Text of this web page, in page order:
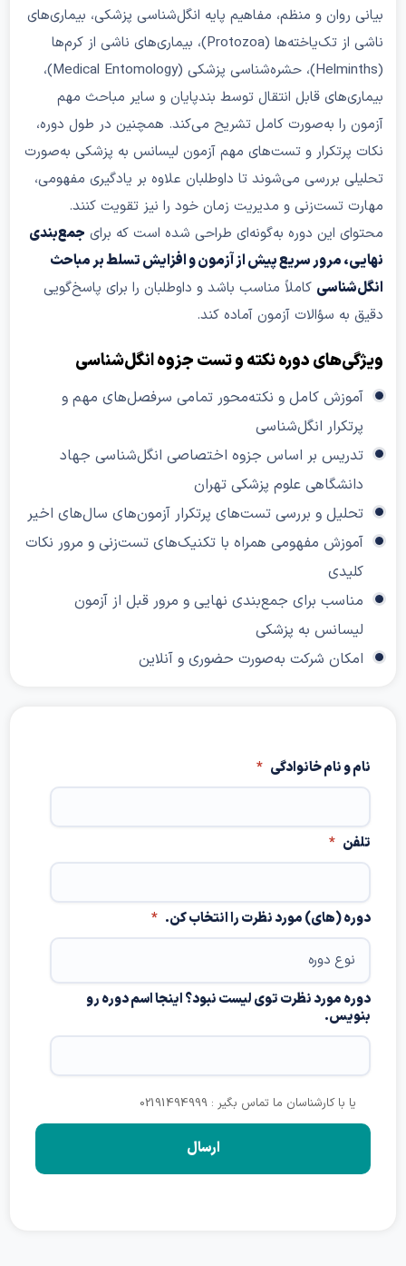
بیانی روان و منظم، مفاهیم پایه انگل‌شناسی پزشکی، بیماری‌های
ناشی از تک‌یاخته‌ها (Protozoa)، بیماری‌های ناشی از کرم‌ها
(Helminths)، حشره‌شناسی پزشکی (Medical Entomology)،
بیماری‌های قابل انتقال توسط بندپایان و سایر مباحث مهم
آزمون را به‌صورت کامل تشریح می‌کند. همچنین در طول دوره،
نکات پرتکرار و تست‌های مهم آزمون لیسانس به پزشکی به‌صورت
تحلیلی بررسی می‌شوند تا داوطلبان علاوه بر یادگیری مفهومی،
مهارت تست‌زنی و مدیریت زمان خود را نیز تقویت کنند.
محتوای این دوره به‌گونه‌ای طراحی شده است که برایجمع‌بندی
نهایی، مرور سریع پیش از آزمون و افزایش تسلط بر مباحث
انگل‌شناسیکاملاً مناسب باشد و داوطلبان را برای پاسخ‌گویی
دقیق به سؤالات آزمون آماده کند.
ویژگی‌های دوره نکته و تست جزوه انگل‌شناسی
آموزش کامل و نکته‌محور تمامی سرفصل‌های مهم و
پرتکرار انگل‌شناسی
تدریس بر اساس جزوه اختصاصی انگل‌شناسی جهاد
دانشگاهی علوم پزشکی تهران
تحلیل و بررسی تست‌های پرتکرار آزمون‌های سال‌های اخیر
آموزش مفهومی همراه با تکنیک‌های تست‌زنی و مرور نکات
کلیدی
مناسب برای جمع‌بندی نهایی و مرور قبل از آزمون
لیسانس به پزشکی
امکان شرکت به‌صورت حضوری و آنلاین
نام و نام خانوادگی *
تلفن *
دوره (های) مورد نظرت را انتخاب کن. *
دوره مورد نظرت توی لیست نبود؟ اینجا اسم دوره رو
بنویس.
یا با کارشناسان ما تماس بگیر : 02191494999